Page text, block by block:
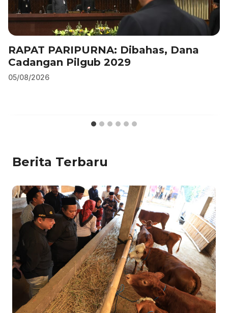
RAPAT PARIPURNA: Dibahas, Dana
Cadangan Pilgub 2029
05/08/2026
Berita Terbaru